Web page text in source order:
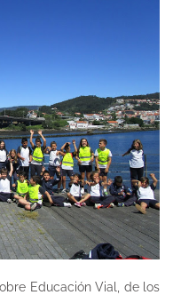
Educación Vial, de los